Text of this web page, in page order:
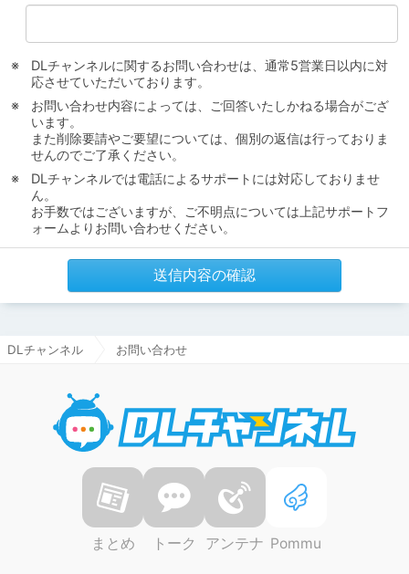
DLチャンネルに関するお問い合わせは、通常5営業日以内に対
応させていただいております。
お問い合わせ内容によっては、ご回答いたしかねる場合がござ
います。
また削除要請やご要望については、個別の返信は行っておりま
せんのでご了承ください。
DLチャンネルでは電話によるサポートには対応しておりませ
ん。
お手数ではございますが、ご不明点については上記サポートフ
ォームよりお問い合わせください。
送信内容の確認
DLチャンネル お問い合わせ
まとめ トーク アンテナ Pommu